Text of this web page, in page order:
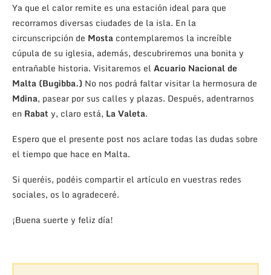
Ya que el calor remite es una estación ideal para que
recorramos diversas ciudades de la isla. En la
circunscripción de Mosta contemplaremos la increíble
cúpula de su iglesia, además, descubriremos una bonita y
entrañable historia. Visitaremos el Acuario Nacional de
Malta (Bugibba.) No nos podrá faltar visitar la hermosura de
Mdina, pasear por sus calles y plazas. Después, adentrarnos
en Rabat y, claro está, La Valeta.
Espero que el presente post nos aclare todas las dudas sobre
el tiempo que hace en Malta.
Si queréis, podéis compartir el artículo en vuestras redes
sociales, os lo agradeceré.
¡Buena suerte y feliz día!